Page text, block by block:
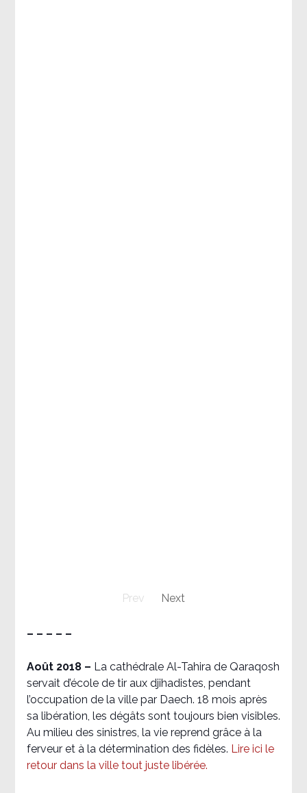
Prev Next
– – – – –
Août 2018 – La cathédrale Al-Tahira de Qaraqosh
servait d’école de tir aux djihadistes, pendant
l’occupation de la ville par Daech. 18 mois après
sa libération, les dégâts sont toujours bien visibles.
Au milieu des sinistres, la vie reprend grâce à la
ferveur et à la détermination des fidèles. Lire ici le
retour dans la ville tout juste libérée.